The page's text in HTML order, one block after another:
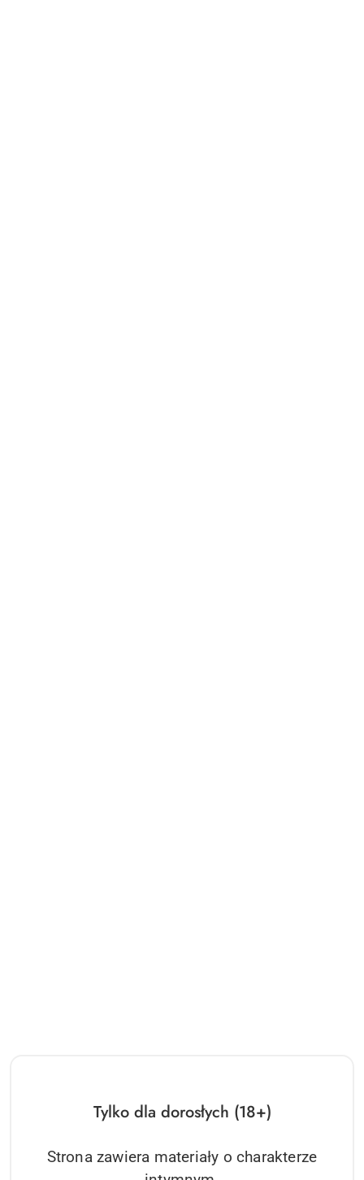
Tylko dla dorosłych (18+)
Strona zawiera materiały o charakterze